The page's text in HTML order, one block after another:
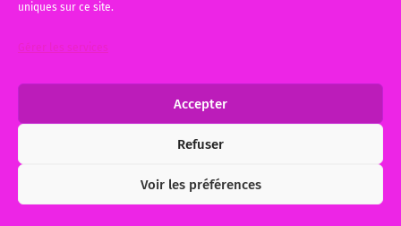
uniques sur ce site.
Gérer les services
Accepter
Refuser
Voir les préférences
recueil des données personnelles en cliquant
l'accepte